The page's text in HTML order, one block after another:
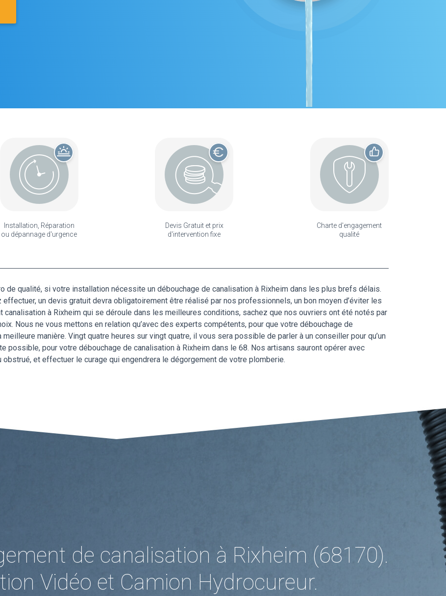
Installation, Réparation
ou dépannage d'urgence
Devis Gratuit et prix
d'intervention fixe
Charte d'engagement
qualité
de qualité, si votre installation nécessite un débouchage de canalisation à Rixheim dans les plus brefs délais.
un devis gratuit devra obligatoirement être réalisé par nos professionnels, un bon moyen d’éviter les
à Rixheim qui se déroule dans les meilleures conditions, sachez que nos ouvriers ont été notés par
Nous ne vous mettons en relation qu’avec des experts compétents, pour que votre débouchage de
manière. Vingt quatre heures sur vingt quatre, il vous sera possible de parler à un conseiller pour qu’un
possible, pour votre débouchage de canalisation à Rixheim dans le 68. Nos artisans sauront opérer avec
obstrué, et effectuer le curage qui engendrera le dégorgement de votre plomberie.
de canalisation à Rixheim (68170).
Vidéo et Camion Hydrocureur.